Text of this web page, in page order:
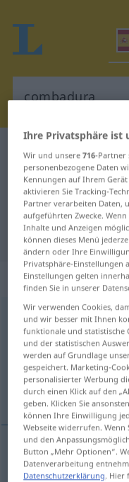
Spanisch-
Spanisch-
"combadura"
"combadura"
combaduraf
Übersicht aller
(Für mehr Details die
Durchhängen,
Durchhängenn
Ihre Privatsphäre ist
Wir und unsere716-Partner
personenbezogene Daten
Kennungen auf Ihrem
aktivieren Sie Tracking-
Partner verarbeiten Daten,
aufgeführten Zwecke.
Inhalte und Anzeigen
können dieses Menü
ändern oder Ihre
Privatsphäre-Einstellungen
Einstellungen gelten
finden Sie in unserer
Wir verwenden Cookies,
und wir besser mit Ihnen
funktionale und statistische
und der statistischen
werden auf Grundlage
gespeichert. Marketing-
personalisierter Werbung
durch einen Klick auf den
geben. Klicken Sie
können Ihre Einwilligung
Webseite widerrufen.
und den
Button „Mehr Optionen“.
Datenverarbeitung
Datenschutzerklärung. Hier